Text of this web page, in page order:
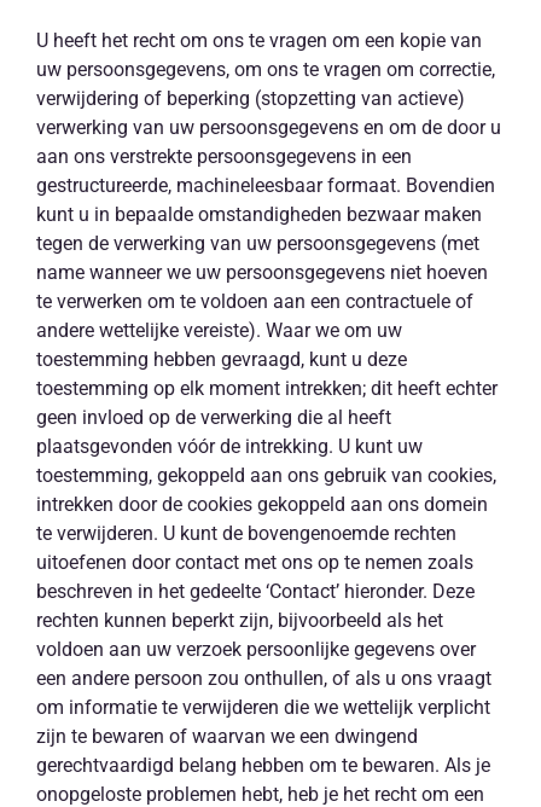
U heeft het recht om ons te vragen om een kopie van
uw persoonsgegevens, om ons te vragen om correctie,
verwijdering of beperking (stopzetting van actieve)
verwerking van uw persoonsgegevens en om de door u
aan ons verstrekte persoonsgegevens in een
gestructureerde, machineleesbaar formaat. Bovendien
kunt u in bepaalde omstandigheden bezwaar maken
tegen de verwerking van uw persoonsgegevens (met
name wanneer we uw persoonsgegevens niet hoeven
te verwerken om te voldoen aan een contractuele of
andere wettelijke vereiste). Waar we om uw
toestemming hebben gevraagd, kunt u deze
toestemming op elk moment intrekken; dit heeft echter
geen invloed op de verwerking die al heeft
plaatsgevonden vóór de intrekking. U kunt uw
toestemming, gekoppeld aan ons gebruik van cookies,
intrekken door de cookies gekoppeld aan ons domein
te verwijderen. U kunt de bovengenoemde rechten
uitoefenen door contact met ons op te nemen zoals
beschreven in het gedeelte ‘Contact’ hieronder. Deze
rechten kunnen beperkt zijn, bijvoorbeeld als het
voldoen aan uw verzoek persoonlijke gegevens over
een andere persoon zou onthullen, of als u ons vraagt
om informatie te verwijderen die we wettelijk verplicht
zijn te bewaren of waarvan we een dwingend
gerechtvaardigd belang hebben om te bewaren. Als je
onopgeloste problemen hebt, heb je het recht om een